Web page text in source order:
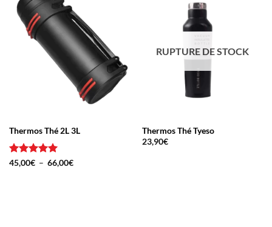
Thermos Thé 2L 3L
Note5 sur
45,00€ – 66,00€Plage
RUPTURE DE STOCK
Thermos Thé Tyeso
23,90€